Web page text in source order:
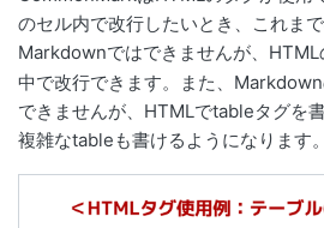
のセル内で改行したいとき、これま
Markdownではできませんが、HTML
中で改行できます。また、
できませんが、HTMLでtableタグを
複雑なtableも書けるようになります。